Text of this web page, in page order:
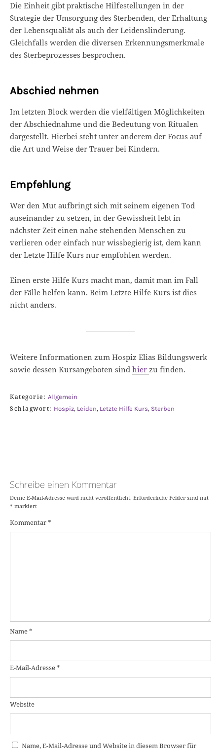
Die Einheit gibt praktische Hilfestellungen in der
Strategie der Umsorgung des Sterbenden, der Erhaltung
der Lebensqualiät als auch der Leidenslinderung.
Gleichfalls werden die diversen Erkennungsmerkmale
des Sterbeprozesses besprochen.
Abschied nehmen
Im letzten Block werden die vielfältigen Möglichkeiten
der Abschiednahme und die Bedeutung von Ritualen
dargestellt. Hierbei steht unter anderem der Focus auf
die Art und Weise der Trauer bei Kindern.
Empfehlung
Wer den Mut aufbringt sich mit seinem eigenen Tod
auseinander zu setzen, in der Gewissheit lebt in
nächster Zeit einen nahe stehenden Menschen zu
verlieren oder einfach nur wissbegierig ist, dem kann
der Letzte Hilfe Kurs nur empfohlen werden.
Einen erste Hilfe Kurs macht man, damit man im Fall
der Fälle helfen kann. Beim Letzte Hilfe Kurs ist dies
nicht anders.
Weitere Informationen zum Hospiz Elias Bildungswerk
sowie dessen Kursangeboten sind hier zu finden.
Kategorie: Allgemein
Schlagwort: Hospiz, Leiden, Letzte Hilfe Kurs, Sterben
Schreibe einen Kommentar
Deine E-Mail-Adresse wird nicht veröffentlicht. Erforderliche Felder sind mit
* markiert
Kommentar*
Name*
E-Mail-Adresse*
Website
Name, E-Mail-Adresse und Website in diesem Browser für